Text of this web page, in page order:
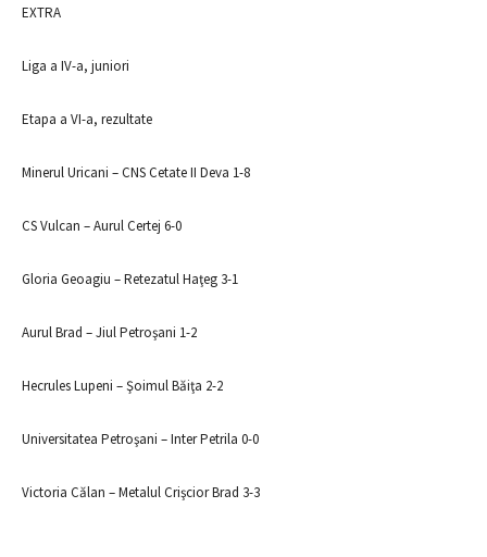
EXTRA
Liga a IV-a, juniori
Etapa a VI-a, rezultate
Minerul Uricani – CNS Cetate II Deva 1-8
CS Vulcan – Aurul Certej 6-0
Gloria Geoagiu – Retezatul Haţeg 3-1
Aurul Brad – Jiul Petroşani 1-2
Hecrules Lupeni – Şoimul Băiţa 2-2
Universitatea Petroşani – Inter Petrila 0-0
Victoria Călan – Metalul Crişcior Brad 3-3